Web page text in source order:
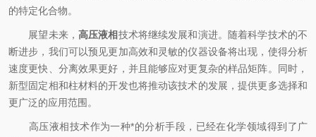
的特定化合物。
展望未来， 高压液相技术将继续发展和演进。随着科学技术的不
断进步，我们可以预见更加高效和灵敏的仪器设备将出现，使得分析
速度更快、分离效果更好，并且能够应对更复杂的样品矩阵。同时，
新型固定相和柱材料的开发也将推动该技术的发展，提供更多选择和
更广泛的应用范围。
高压液相技术作为一种*的分析手段，已经在化学领域得到了广